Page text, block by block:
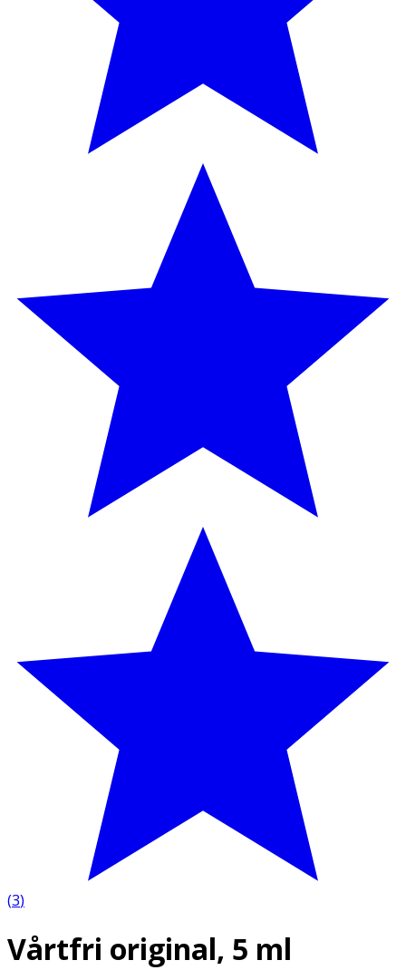
(3)
Vårtfri original, 5 ml